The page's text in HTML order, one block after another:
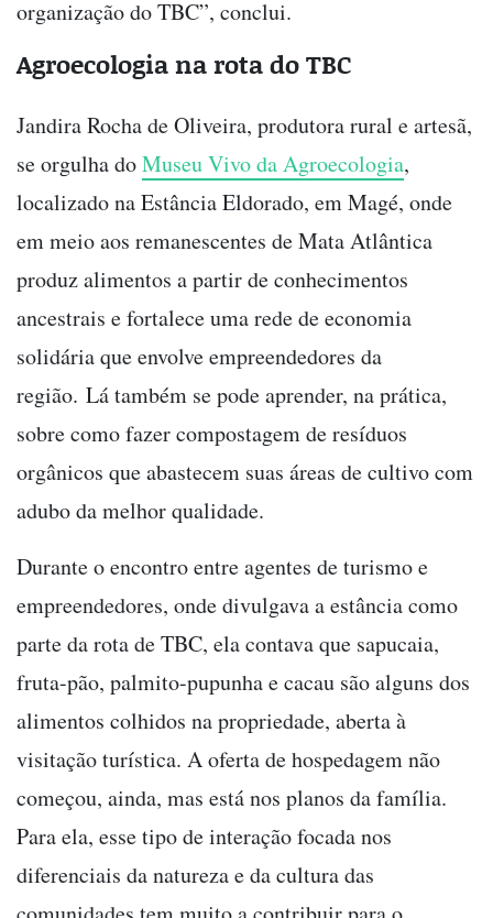
organização do TBC”, conclui.
Agroecologia na rota do TBC
Jandira Rocha de Oliveira, produtora rural e artesã,
se orgulha doMuseu Vivo da Agroecologia,
localizado na Estância Eldorado, em Magé, onde
em meio aos remanescentes de Mata Atlântica
produz alimentos a partir de conhecimentos
ancestrais e fortalece uma rede de economia
solidária que envolve empreendedores da
região. Lá também se pode aprender, na prática,
sobre como fazer compostagem de resíduos
orgânicos que abastecem suas áreas de cultivo com
adubo da melhor qualidade.
Durante o encontro entre agentes de turismo e
empreendedores, onde divulgava a estância como
parte da rota de TBC, ela contava que sapucaia,
fruta-pão, palmito-pupunha e cacau são alguns dos
alimentos colhidos na propriedade, aberta à
visitação turística. A oferta de hospedagem não
começou, ainda, mas está nos planos da família.
Para ela, esse tipo de interação focada nos
diferenciais da natureza e da cultura das